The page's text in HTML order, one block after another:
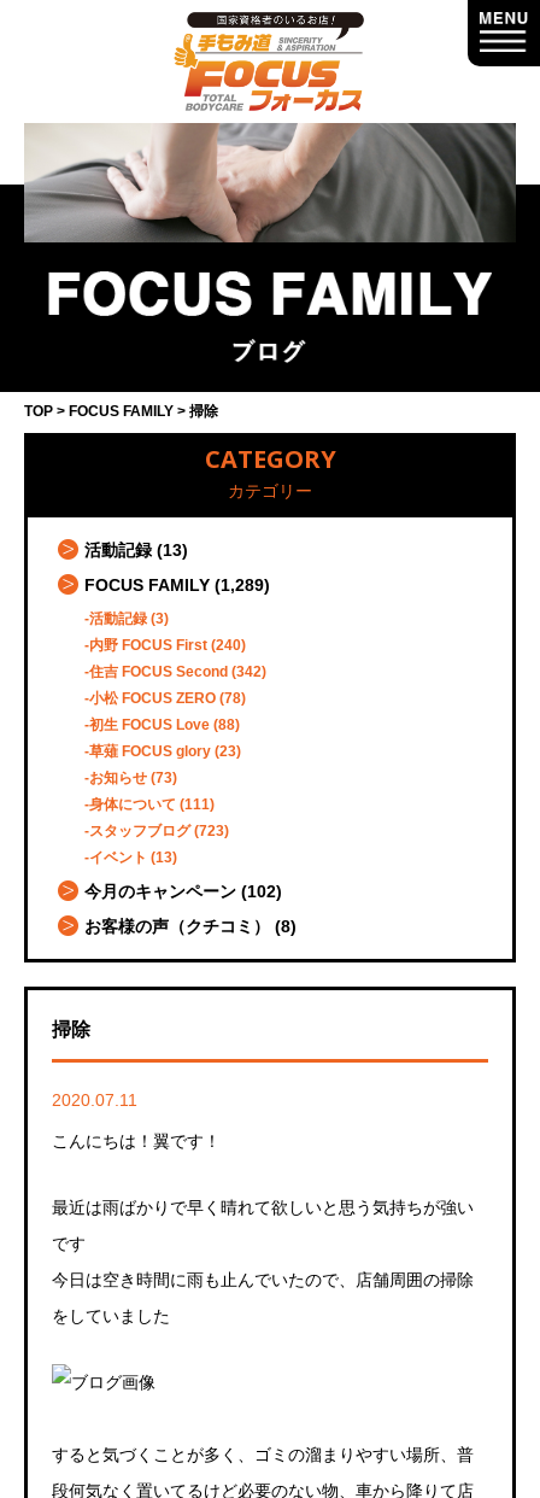
TOP FOCUS FAMILY 掃除
CATEGORY
カテゴリー
活動記録 (13)
FOCUS FAMILY (1,289)
活動記録 (3)
内野 FOCUS First (240)
住吉 FOCUS Second (342)
小松 FOCUS ZERO (78)
初生 FOCUS Love (88)
草薙 FOCUS glory (23)
お知らせ (73)
身体について (111)
スタッフブログ(723)
イベント (13)
今月のキャンペーン (102)
お客様の声（クチコミ）
(8)
掃除
2020.07.11
こんにちは！翼です！
最近は雨ばかりで早く晴れて欲しいと思う気持ちが強い
です
今日は空き時間に雨も止んでいたので、店舗周囲の掃除
をしていました
すると気づくことが多く、ゴミの溜まりやすい場所、普
段何気なく置いてるけど必要のない物、車から降りて店